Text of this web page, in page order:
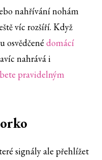
nahřívání nohám
víc rozšíří. Když
osvědčené domácí
nahrává i
pravidelným
signály ale přehlížet